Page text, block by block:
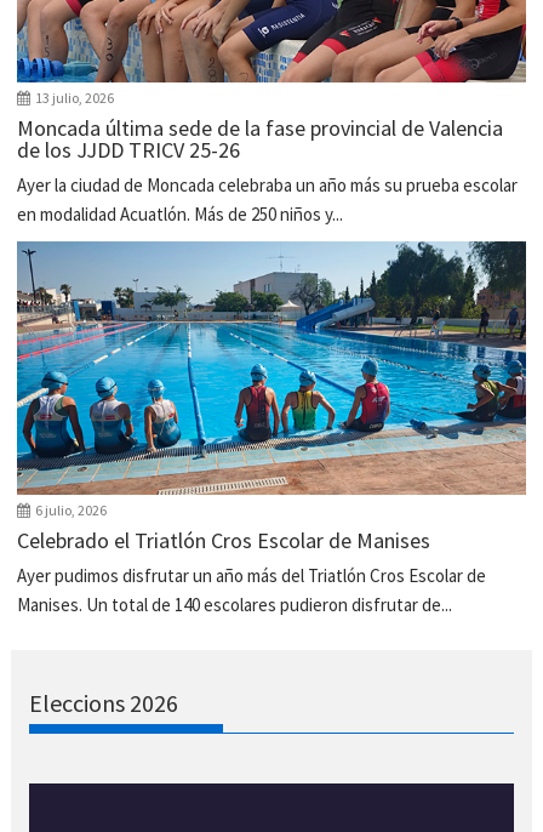
13 julio, 2026
Moncada última sede de la fase provincial de Valencia
de los JJDD TRICV 25-26
Ayer la ciudad de Moncada celebraba un año más su prueba escolar
en modalidad Acuatlón. Más de 250 niños y...
6 julio, 2026
Celebrado el Triatlón Cros Escolar de Manises
Ayer pudimos disfrutar un año más del Triatlón Cros Escolar de
Manises. Un total de 140 escolares pudieron disfrutar de...
Eleccions 2026